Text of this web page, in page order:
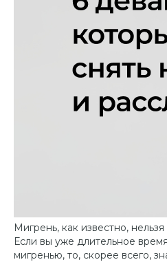
Мигрень, как известно,
Если вы уже длительное
мигренью, то, скорее всего,